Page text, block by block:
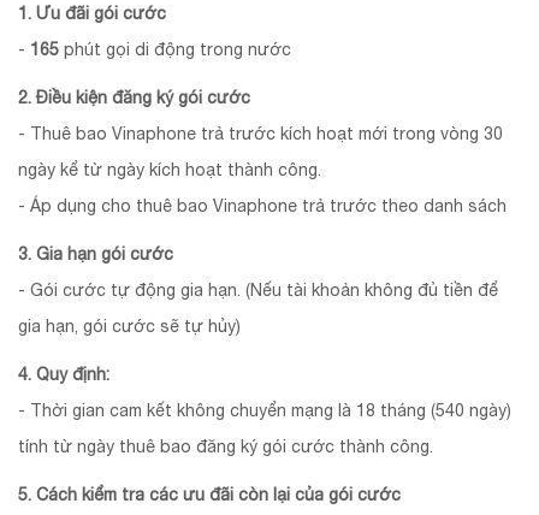
1. Ưu đãi gói cước
- 165 phút gọi di động trong nước
2. Điều kiện đăng ký gói cước
- Thuê bao Vinaphone trả trước kích hoạt mới trong vòng 30
ngày kể từ ngày kích hoạt thành công.
- Áp dụng cho thuê bao Vinaphone trả trước theo danh sách
3. Gia hạn gói cước
- Gói cước tự động gia hạn. (Nếu tài khoản không đủ tiền để
gia hạn, gói cước sẽ tự hủy)
4. Quy định:
- Thời gian cam kết không chuyển mạng là 18 tháng (540 ngày)
tính từ ngày thuê bao đăng ký gói cước thành công.
5. Cách kiểm tra các ưu đãi còn lại của gói cước